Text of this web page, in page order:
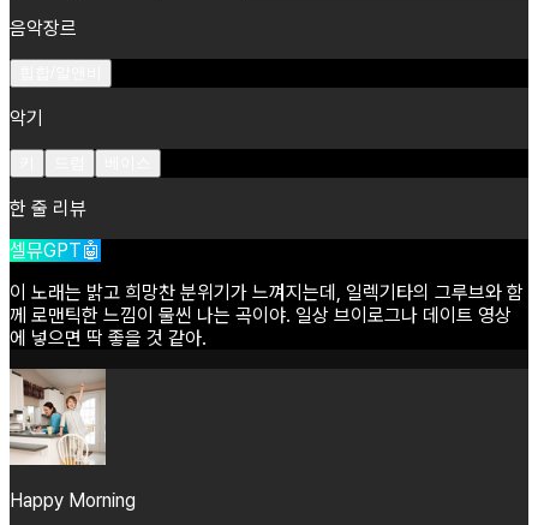
음악장르
악기
한 줄 리뷰
셀뮤GPT🤖
이 노래는 밝고 희망찬 분위기가 느껴지는데, 일렉기타의 그루브와 함
께 로맨틱한 느낌이 물씬 나는 곡이야. 일상 브이로그나 데이트 영상
에 넣으면 딱 좋을 것 같아.
Happy Morning